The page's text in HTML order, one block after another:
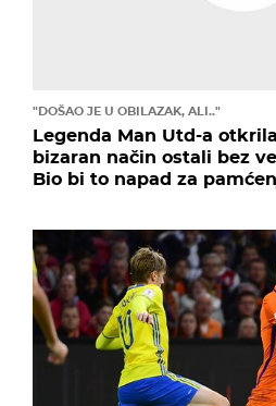
"DOŠAO JE U OBILAZAK, ALI.."
Legenda Man Utd-a
bizaran način ostali bez
Bio bi to napad za